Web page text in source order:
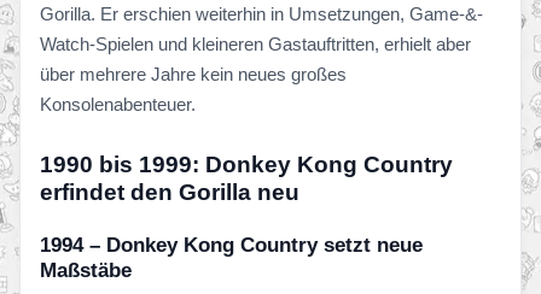
Gorilla. Er erschien weiterhin in Umsetzungen, Game-&-
Watch-Spielen und kleineren Gastauftritten, erhielt aber
über mehrere Jahre kein neues großes
Konsolenabenteuer.
1990 bis 1999: Donkey Kong Country
erfindet den Gorilla neu
1994 – Donkey Kong Country setzt neue
Maßstäbe